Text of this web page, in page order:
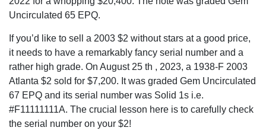
Uncirculated 65 EPQ.
If you’d like to sell a 2003 $2 without stars at a good price,
it needs to have a remarkably fancy serial number and a
rather high grade. On August 25 th , 2023, a 1938-F 2003
Atlanta $2 sold for $7,200. It was graded Gem Uncirculated
67 EPQ and its serial number was Solid 1s i.e.
#F11111111A. The crucial lesson here is to carefully check
the serial number on your $2!